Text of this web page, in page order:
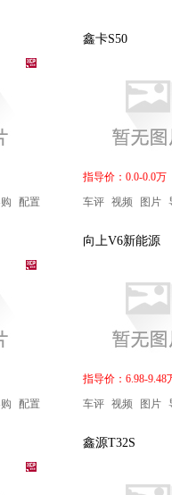
配置
鑫卡S50
指导价：0.0-0.0万
车评 视频 图片
配置
向上V6新能源
指导价：6.98-9.48
车评 视频 图片
鑫源T32S